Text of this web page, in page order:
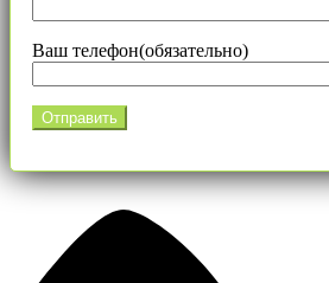
Ваш телефон(обязательно)